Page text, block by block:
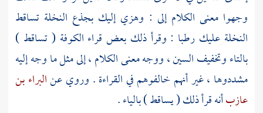
وجهوا معنى الكلام إلى : وهزي إليك بجذع النخلة تساقط
النخلة عليك رطبا : وقرأ ذلك بعض قراء الكوفة ( تساقط )
بالتاء وتخفيف السين ، ووجه معنى الكلام ، إلى مثل ما وجه إليه
مشددوها ، غير أنهم خالفوهم في القراءة . وروي عنالبراء بن
عازبأنه قرأ ذلك ( يساقط ) بالياء .